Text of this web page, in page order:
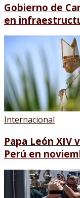
Gobierno de
en
Internacional
Papa León XIV
Perú en